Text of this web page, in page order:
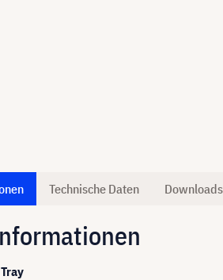
Technische Daten Downloads